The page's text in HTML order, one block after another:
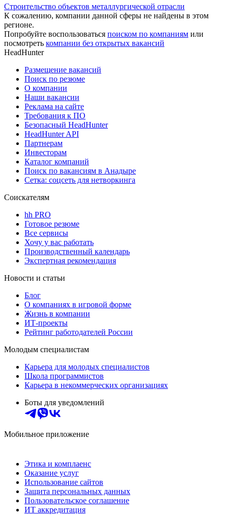
Строительство объектов металлургической отрасли
К сожалению, компании данной сферы не найдены в этом
регионе.
Попробуйте воспользоваться поиском по компаниям или
посмотреть компании без открытых вакансий
HeadHunter
Размещение вакансий
Поиск по резюме
О компании
Наши вакансии
Реклама на сайте
Требования к ПО
Безопасный HeadHunter
HeadHunter API
Партнерам
Инвесторам
Каталог компаний
Поиск по вакансиям в Анадыре
Сетка: соцсеть для нетворкинга
Соискателям
hh PRO
Готовое резюме
Все сервисы
Хочу у вас работать
Производственный календарь
Экспертная рекомендация
Новости и статьи
Блог
О компаниях в игровой форме
Жизнь в компании
ИТ-проекты
Рейтинг работодателей России
Молодым специалистам
Карьера для молодых специалистов
Школа программистов
Карьера в некоммерческих организациях
Боты для уведомлений
Мобильное приложение
Этика и комплаенс
Оказание услуг
Использование сайтов
Защита персональных данных
Пользовательское соглашение
ИТ аккредитация